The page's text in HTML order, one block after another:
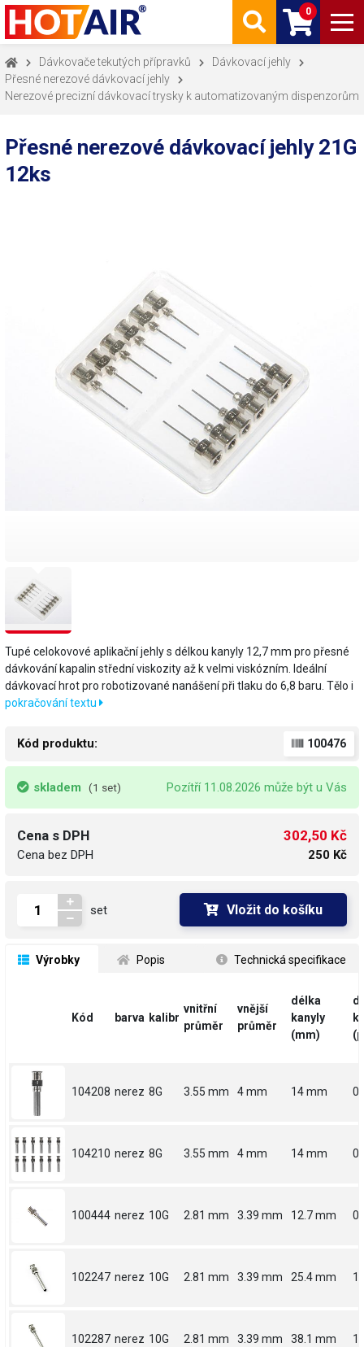
0
Dávkovače tekutých přípravků
Dávkovací jehly
Přesné nerezové dávkovací jehly
Nerezové precizní dávkovací trysky k automatizovaným dispenzorům
Přesné nerezové dávkovací jehly 21G
12ks
Tupé celokovové aplikační jehly s délkou kanyly 12,7 mm pro přesné
dávkování kapalin střední viskozity až k velmi viskózním. Ideální
dávkovací hrot pro robotizované nanášení při tlaku do 6,8 baru. Tělo i
pokračování textu
Kód produktu: 100476
skladem (1 set) Pozítří 11.08.2026 může být u Vás
Cena s DPH
Cena bez DPH
302,50 Kč
250 Kč
set Vložit do košíku
Výrobky Popis Technická specifikace
Kód barva kalibr
vnitřní
průměr
vnější
průměr
délka
kanyly
(mm)
104208 nerez 8G 3.55 mm 4 mm 14 mm
104210 nerez 8G 3.55 mm 4 mm 14 mm
100444 nerez 10G 2.81 mm 3.39 mm 12.7 mm
102247 nerez 10G 2.81 mm 3.39 mm 25.4 mm 1
102287 nerez 10G 2.81 mm 3.39 mm 38.1 mm